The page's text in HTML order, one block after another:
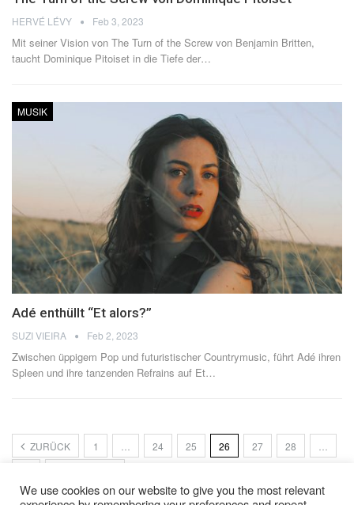
HERVÉ LÉVY Feb 3, 2023
Mit seiner Vision von The Turn of the Screw von Benjamin Britten,
taucht Dominique Pitoiset in die Tiefe der…
MUSIK
Adé enthüllt “Et alors?”
SUZI VIEIRA Feb 2, 2023
Zwischen üppigem Pop und futuristischer Countrymusic, führt Adé ihren
Spleen und ihre tanzenden Refrains auf Et…
ZURÜCK 1 24 25 26 27 28
We use cookies on our website to give you the most relevant